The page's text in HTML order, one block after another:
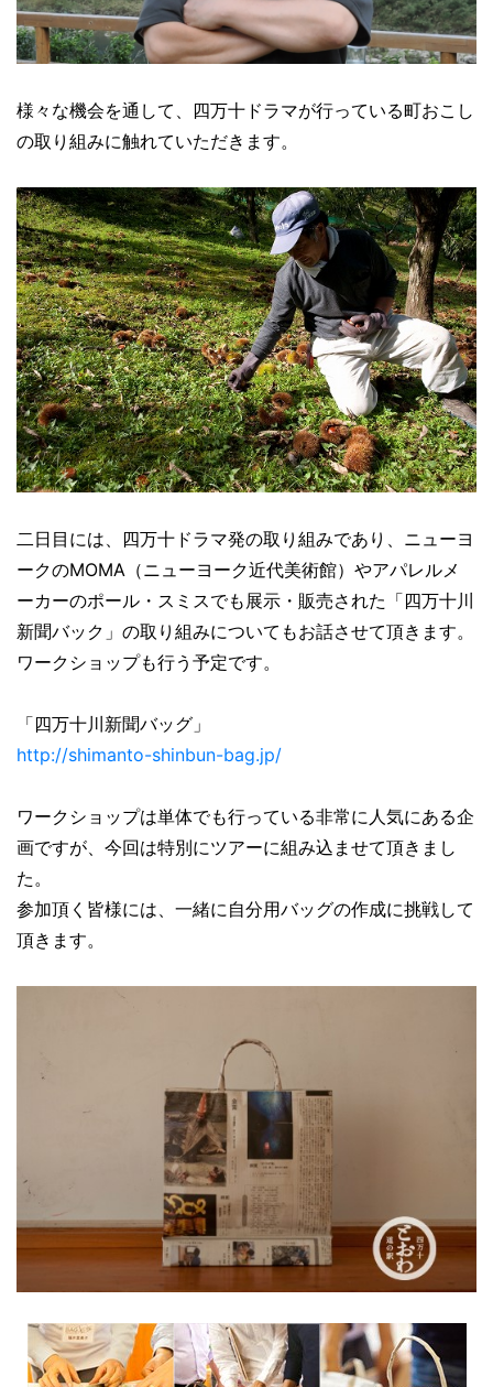
様々な機会を通して、四万十ドラマが行っている町おこし
の取り組みに触れていただきます。
二日目には、四万十ドラマ発の取り組みであり、ニューヨ
ークのMOMA（ニューヨーク近代美術館）やアパレルメ
ーカーのポール・スミスでも展示・販売された「四万十川
新聞バック」の取り組みについてもお話させて頂きます。
ワークショップも行う予定です。
「四万十川新聞バッグ」
http://shimanto-shinbun-bag.jp/
ワークショップは単体でも行っている非常に人気にある企
画ですが、今回は特別にツアーに組み込ませて頂きまし
た。
参加頂く皆様には、一緒に自分用バッグの作成に挑戦して
頂きます。